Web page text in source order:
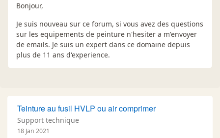
Bonjour,
Je suis nouveau sur ce forum, si vous avez des questions
sur les equipements de peinture n'hesiter a m'envoyer
de emails. Je suis un expert dans ce domaine depuis
plus de 11 ans d'experience.
Teinture au fusil HVLP ou air comprimer
Support technique
18 Jan 2021